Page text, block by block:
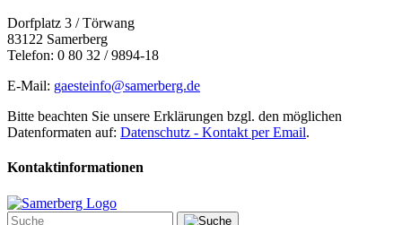
Dorfplatz 3 / Törwang
83122 Samerberg
Telefon: 0 80 32 / 9894-18
E-Mail: gaesteinfo@samerberg.de
Bitte beachten Sie unsere Erklärungen bzgl. den möglichen
Datenformaten auf: Datenschutz - Kontakt per Email.
Kontaktinformationen